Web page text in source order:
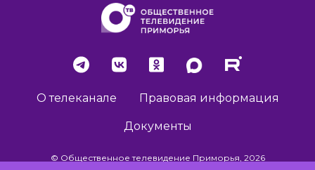
О телеканале Правовая информация
Документы
© Общественное телевидение Приморья, 2026